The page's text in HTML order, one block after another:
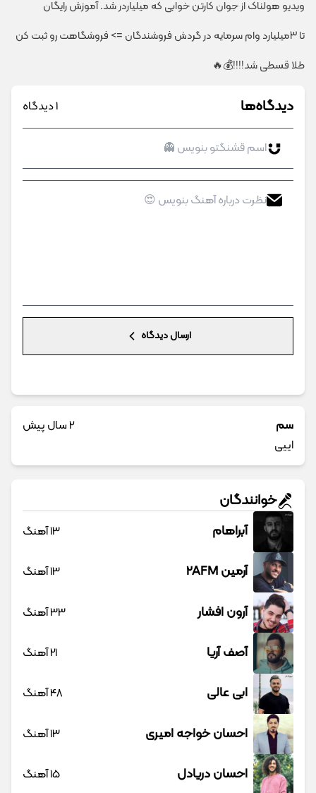
ویدیو هولناک از جوان کارتن خوابی که میلیاردر شد. آموزش رایگان
تا 3میلیارد وام سرمایه در گردش فروشندگان => فروشگاهت رو ثبت کن
طلا قسطی شد!!!!💰🔥
دیدگاه‌ها 1 دیدگاه
ارسال دیدگاه
سم
2 سال پیش
اییی
خوانندگان
آبراهام 13 آهنگ
آرمین 2AFM 13 آهنگ
آرون افشار 33 آهنگ
آصف آریا 21 آهنگ
ابی عالی 48 آهنگ
احسان خواجه امیری 13 آهنگ
احسان دریادل 15 آهنگ